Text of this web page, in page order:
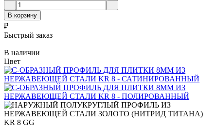
В корзину
₽
Быстрый заказ
В наличии
Цвет